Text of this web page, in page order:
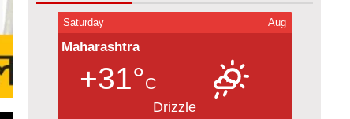
Saturday Aug
Maharashtra
+31°C
Drizzle